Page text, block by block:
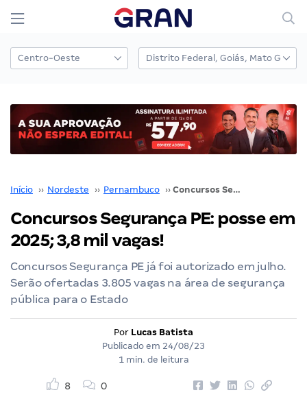
Início ›› Nordeste ›› Pernambuco ›› Concursos Segurança PE: posse em 2025; 3,8 mil vagas!
Concursos Segurança PE: posse em
2025; 3,8 mil vagas!
Concursos Segurança PE já foi autorizado em julho.
Serão ofertadas 3.805 vagas na área de segurança
pública para o Estado
Por Lucas Batista
Publicado em 24/08/23
1 min. de leitura
8 0